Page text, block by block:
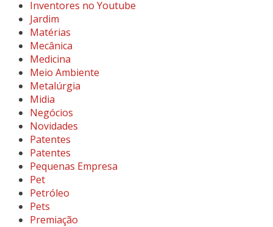
Inventores no Youtube
Jardim
Matérias
Mecânica
Medicina
Meio Ambiente
Metalúrgia
Midia
Negócios
Novidades
Patentes
Patentes
Pequenas Empresa
Pet
Petróleo
Pets
Premiação